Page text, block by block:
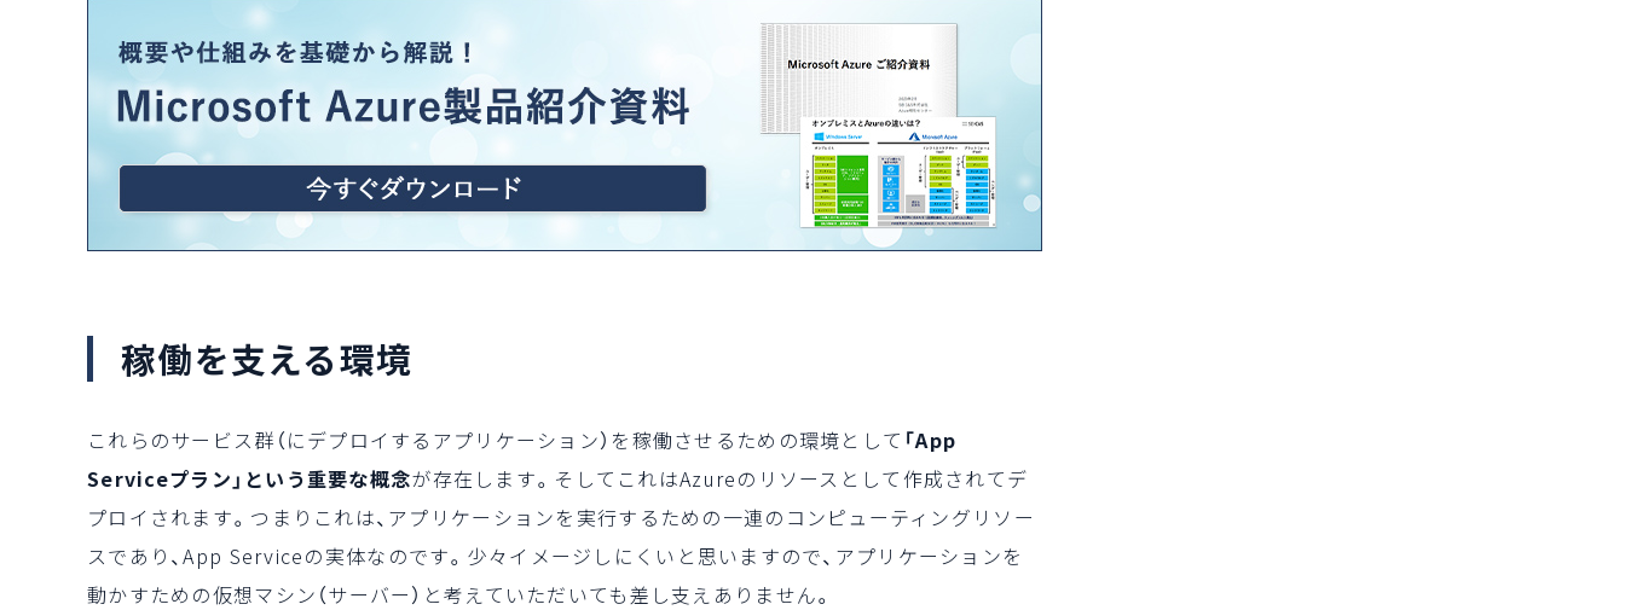
稼働を支える環境
これらのサービス群（にデプロイするアプリケーション）を稼働させるための環境として 「App
Serviceプラン」という重要な概念が存在します。そしてこれはAzureのリソースとして作成されてデ
プロイされます。つまりこれは、アプリケーションを実行するための一連のコンピューティングリソー
スであり、App Serviceの実体なのです。少々イメージしにくいと思いますので、アプリケーションを
動かすための仮想マシン（サーバー）と考えていただいても差し支えありません。